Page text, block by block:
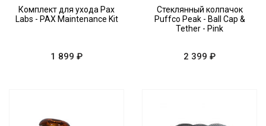
Комплект для ухода Pax
Labs - PAX Maintenance Kit
1 899 ₽
Стеклянный колпачок
Puffco Peak - Ball Cap &
Tether - Pink
2 399 ₽